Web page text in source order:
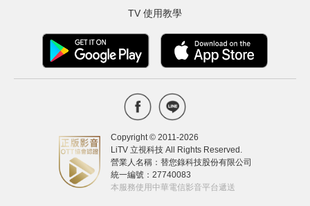
TV 使用教學
Copyright © 2011-2026
LiTV 立視科技 All Rights Reserved.
營業人名稱：替您錄科技股份有限公司
統一編號：27740083
本服務使用中華電信影音平台遞送